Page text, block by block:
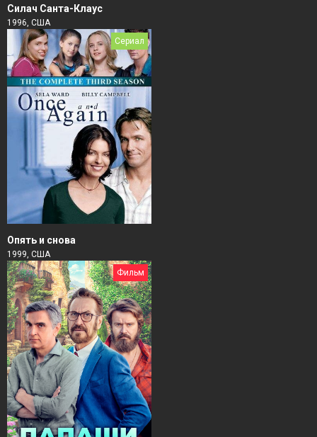
Силач Санта-Клаус
1996, США
Сериал
Опять и снова
1999, США
Фильм